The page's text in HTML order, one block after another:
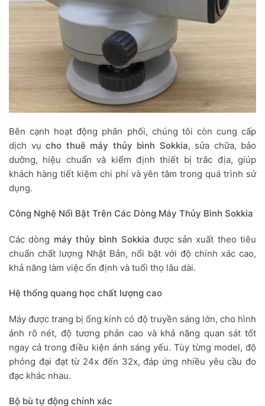
Bên cạnh hoạt động phân phối, chúng tôi còn cung cấp
dịch vụ cho thuê máy thủy bình Sokkia, sửa chữa, bảo
dưỡng, hiệu chuẩn và kiểm định thiết bị trắc địa, giúp
khách hàng tiết kiệm chi phí và yên tâm trong quá trình sử
dụng.
Công Nghệ Nổi Bật Trên Các Dòng Máy Thủy Bình Sokkia
Các dòng máy thủy bình Sokkia được sản xuất theo tiêu
chuẩn chất lượng Nhật Bản, nổi bật với độ chính xác cao,
khả năng làm việc ổn định và tuổi thọ lâu dài.
Hệ thống quang học chất lượng cao
Máy được trang bị ống kính có độ truyền sáng lớn, cho hình
ảnh rõ nét, độ tương phản cao và khả năng quan sát tốt
ngay cả trong điều kiện ánh sáng yếu. Tùy từng model, độ
phóng đại đạt từ 24x đến 32x, đáp ứng nhiều yêu cầu đo
đạc khác nhau.
Bộ bù tự động chính xác